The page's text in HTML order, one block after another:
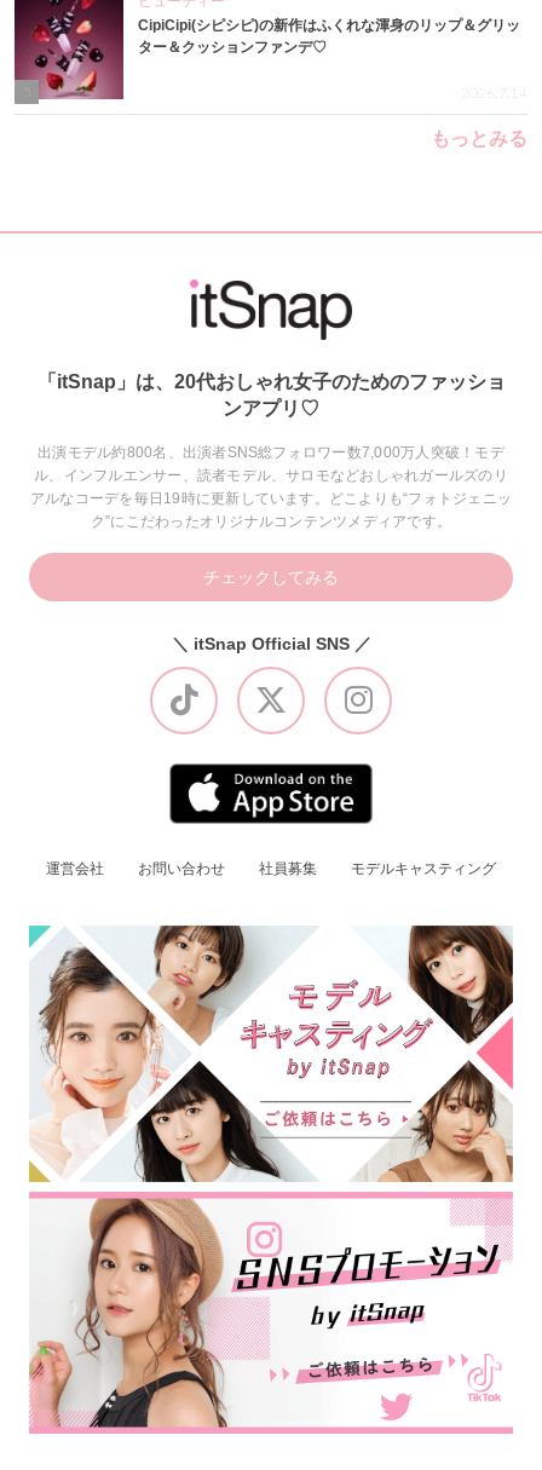
CipiCipi(シピシピ)の新作はふくれな渾身のリップ＆グリッ
ター＆クッションファンデ♡
2026.7.14
もっとみる
「itSnap」は、20代おしゃれ女子のためのファッショ
ンアプリ♡
出演モデル約800名、出演者SNS総フォロワー数7,000万人突破！モデ
ル、インフルエンサー、読者モデル、サロモなどおしゃれガールズのリ
アルなコーデを毎日19時に更新しています。どこよりも“フォトジェニッ
ク”にこだわったオリジナルコンテンツメディアです。
チェックしてみる
＼ itSnap Official SNS ／
運営会社 お問い合わせ 社員募集 モデルキャスティング